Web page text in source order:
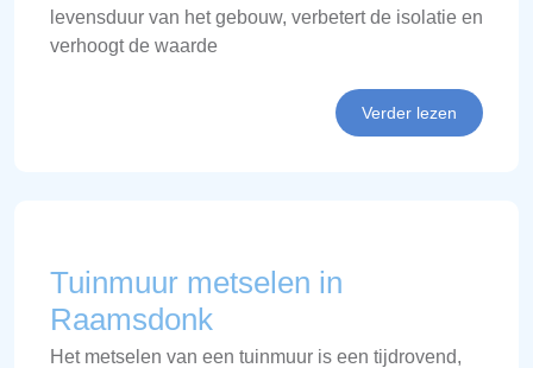
levensduur van het gebouw, verbetert de isolatie en
verhoogt de waarde
Verder lezen
Tuinmuur metselen in
Raamsdonk
Het metselen van een tuinmuur is een tijdrovend,